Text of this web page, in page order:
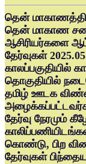
தென்
தென் மாகாண
ஆசிரியர்களை
தேர்வுகள்
காலப்பகுதியில்
தொகுதியில்
தமிழ் ஊடக
தேர்வு நேரமும்
கொண்டு, பிற
தேர்வுகள்